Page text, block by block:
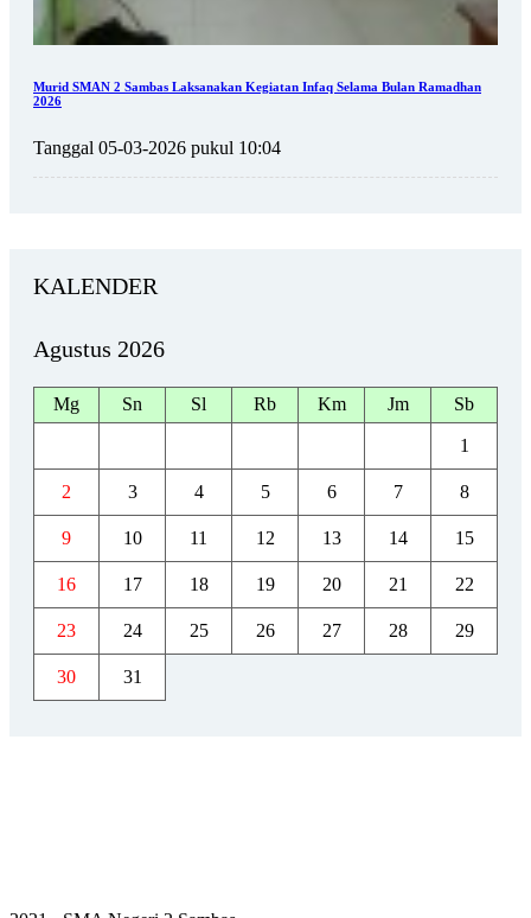
Murid SMAN 2 Sambas Laksanakan Kegiatan Infaq Selama Bulan Ramadhan
2026
Tanggal 05-03-2026 pukul 10:04
KALENDER
Agustus 2026
Mg Sn Sl Rb Km Jm Sb
1
2 3 4 5 6 7 8
9 10 11 12 13 14 15
16 17 18 19 20 21 22
23 24 25 26 27 28 29
30 31